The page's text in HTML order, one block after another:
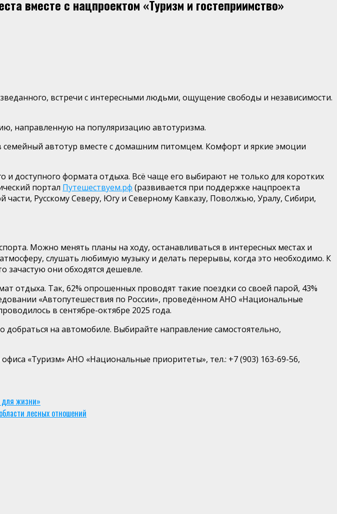
вместе с нацпроектом «Туризм и гостеприимство»
встречи с интересными людьми, ощущение свободы и независимости.
направленную на популяризацию автотуризма.
семейный автотур вместе с домашним питомцем. Комфорт и яркие эмоции
и доступного формата отдыха. Всё чаще его выбирают не только для коротких
портал Путешествуем.рф (развивается при поддержке нацпроекта
Русскому Северу, Югу и Северному Кавказу, Поволжью, Уралу, Сибири,
Можно менять планы на ходу, останавливаться в интересных местах и
слушать любимую музыку и делать перерывы, когда это необходимо. К
зачастую они обходятся дешевле.
отдыха. Так, 62% опрошенных проводят такие поездки со своей парой, 43%
«Автопутешествия по России», проведённом АНО «Национальные
в сентябре-октябре 2025 года.
добраться на автомобиле. Выбирайте направление самостоятельно,
«Туризм» АНО «Национальные приоритеты», тел.: +7 (903) 163-69-56,
для жизни»
лесных отношений